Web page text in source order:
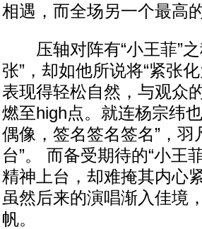
相遇，而全场另一个最高
压轴对阵有“小王菲”之
张”，却如他所说将“紧张
表现得轻松自然，与观众
燃至high点。就连杨宗纬
偶像，签名签名签名”，
台”。 而备受期待的“小王
精神上台，却难掩其内心
虽然后来的演唱渐入佳境
帆。